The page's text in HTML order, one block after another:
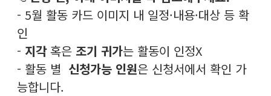
- 5월 활동 카드 이미지 내 일정·내용·대상 등 확
인
- 지각혹은 조기 귀가는 활동이 인정X
- 활동 별 신청가능 인원은 신청서에서 확인 가
능합니다.